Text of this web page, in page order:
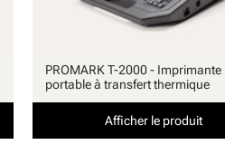
PROMARK T-2000 - Imprimante
portable à transfert thermique
Afficher le produit